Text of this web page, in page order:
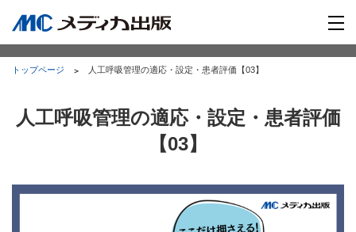
トップページ 人工呼吸管理の適応・設定・患者評価【03】
人工呼吸管理の適応・設定・患者評価
【03】